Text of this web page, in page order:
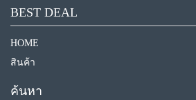
BEST DEAL
HOME
สินค้า
ค้นหา